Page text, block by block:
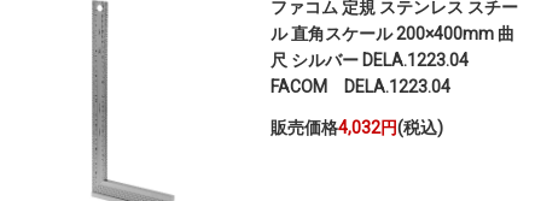
ファコム 定規 ステンレス スチー
ル 直角スケール 200×400mm 曲
尺 シルバー DELA.1223.04
FACOM DELA.1223.04
販売価格4,032円(税込)